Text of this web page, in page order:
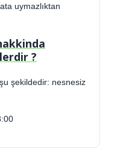
uymazlıktan
?
şekildedir: nesnesiz